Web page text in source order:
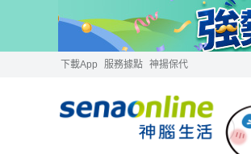
下載App 服務據點 神揚保代